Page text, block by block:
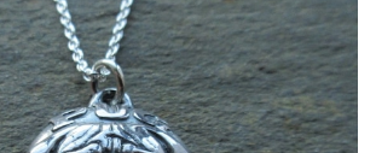
i
g
a
t
i
o